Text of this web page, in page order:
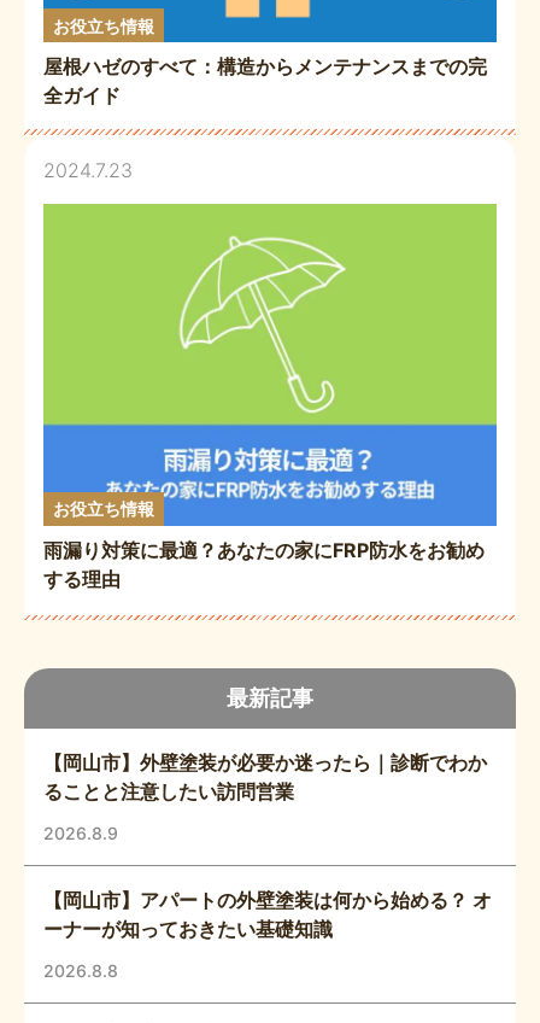
最新記事
【岡山市】外壁塗装が必要か迷ったら｜診断でわか
ることと注意したい訪問営業
2026.8.9
【岡山市】アパートの外壁塗装は何から始める？ オ
ーナーが知っておきたい基礎知識
2026.8.8
お役立ち情報
屋根ハゼのすべて：構造からメンテナンスまでの完
全ガイド
2024.7.23
お役立ち情報
雨漏り対策に最適？あなたの家にFRP防水をお勧め
する理由